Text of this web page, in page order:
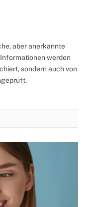
aber anerkannte
werden
sondern auch von